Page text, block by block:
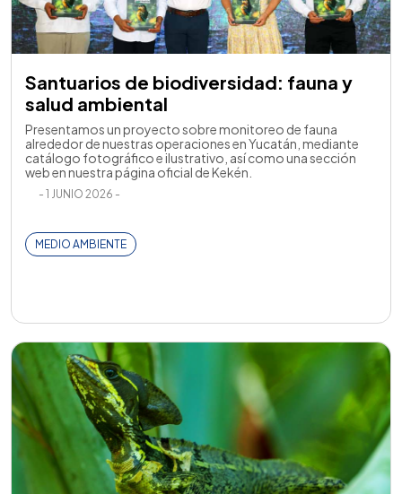
Santuarios de biodiversidad: fauna y
salud ambiental
Presentamos un proyecto sobre monitoreo de fauna
alrededor de nuestras operaciones en Yucatán, mediante
catálogo fotográfico e ilustrativo, así como una sección
web en nuestra página oficial de Kekén.
- 1 JUNIO 2026 -
MEDIO AMBIENTE